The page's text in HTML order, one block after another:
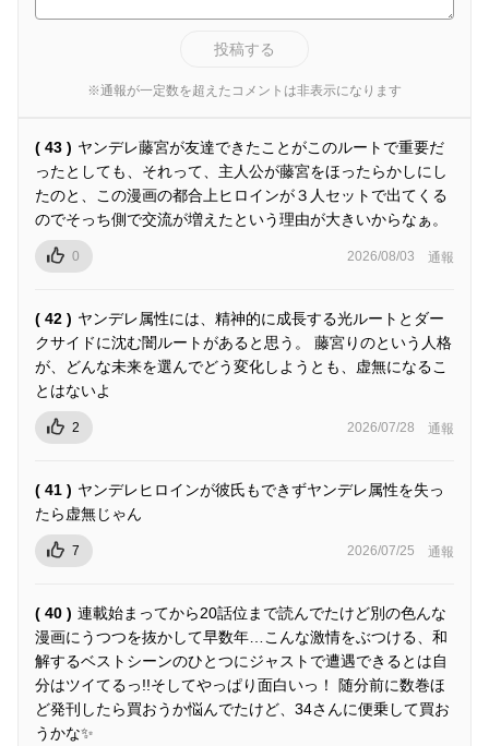
投稿する
※通報が一定数を超えたコメントは非表示になります
( 43 ) ヤンデレ藤宮が友達できたことがこのルートで重要だ
ったとしても、それって、主人公が藤宮をほったらかしにし
たのと、この漫画の都合上ヒロインが３人セットで出てくる
のでそっち側で交流が増えたという理由が大きいからなぁ。
0 2026/08/03 通報
( 42 ) ヤンデレ属性には、精神的に成長する光ルートとダー
クサイドに沈む闇ルートがあると思う。 藤宮りのという人格
が、どんな未来を選んでどう変化しようとも、虚無になるこ
とはないよ
2 2026/07/28 通報
( 41 ) ヤンデレヒロインが彼氏もできずヤンデレ属性を失っ
たら虚無じゃん
7 2026/07/25 通報
( 40 ) 連載始まってから20話位まで読んでたけど別の色んな
漫画にうつつを抜かして早数年…こんな激情をぶつける、和
解するベストシーンのひとつにジャストで遭遇できるとは自
分はツイてるっ!!そしてやっぱり面白いっ！ 随分前に数巻ほ
ど発刊したら買おうか悩んでたけど、34さんに便乗して買お
うかな✨